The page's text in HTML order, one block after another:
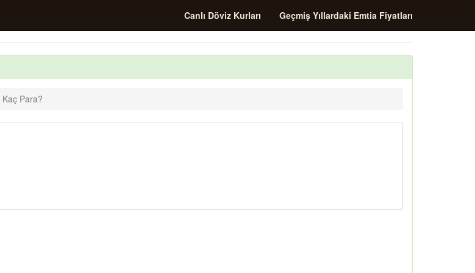
Canlı Döviz Kurları Geçmiş Yıllardaki Emtia Fiyatları
Kaç Para?